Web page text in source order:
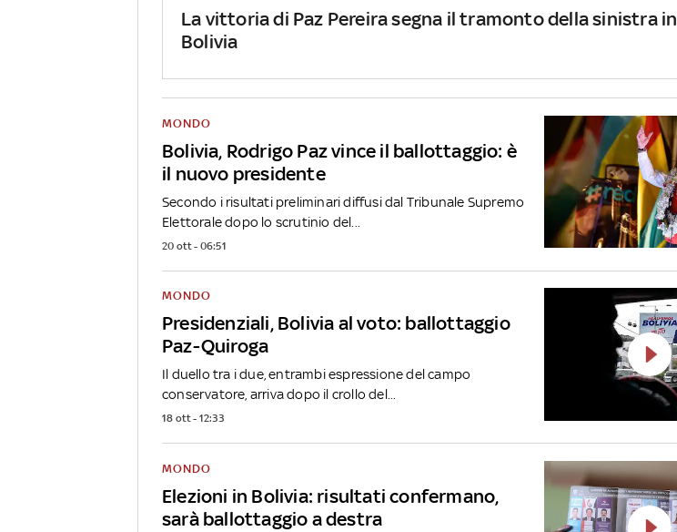
La vittoria di Paz Pereira segna il tramonto della sinistra in
Bolivia
Bolivia, Rodrigo Paz vince il ballottaggio: è
il nuovo presidente
MONDO
Secondo i risultati preliminari diffusi dal Tribunale Supremo
Elettorale dopo lo scrutinio del...
20 ott - 06:51
Presidenziali, Bolivia al voto: ballottaggio
Paz-Quiroga
MONDO
Il duello tra i due, entrambi espressione del campo
conservatore, arriva dopo il crollo del...
18 ott - 12:33
Elezioni in Bolivia: risultati confermano,
sarà ballottaggio a destra
MONDO